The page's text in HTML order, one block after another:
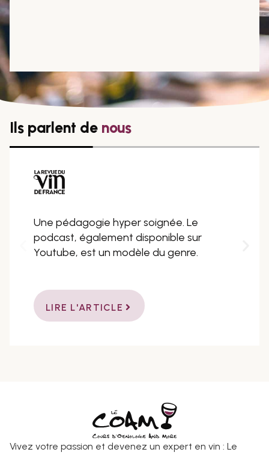
Ils parlent de nous
Une pédagogie hyper soignée. Le
podcast, également disponible sur
Youtube, est un modèle du genre.
LIRE L'ARTICLE
Vivez votre passion et devenez un expert en vin : Le